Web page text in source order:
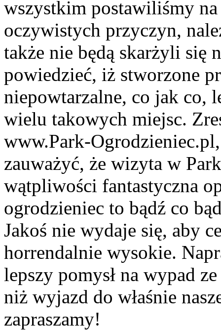
wszystkim postawiliśmy
oczywistych przyczyn,
także nie będą skarżyli się
powiedzieć, iż stworzone
niepowtarzalne, co jak co,
wielu takowych miejsc.
www.Park-
zauważyć, że wizyta w
wątpliwości fantastyczna
ogrodzieniec to bądź co
Jakoś nie wydaje się, aby
horrendalnie wysokie.
lepszy pomysł na wypad
niż wyjazd do właśnie
zapraszamy!